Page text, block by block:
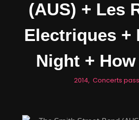
(AUS) + Les
Electriques +
Night +
2014, Concerts